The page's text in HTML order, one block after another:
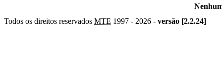
Todos os direitos reservados MTE 1997 - 2026 - versão [2.2.24]